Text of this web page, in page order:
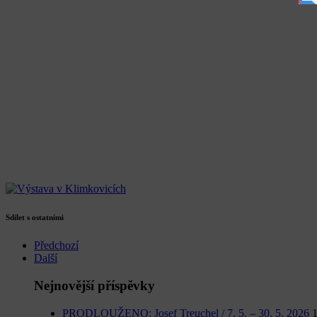
Sdílet s ostatními
Předchozí
Další
Nejnovější příspěvky
PRODLOUŽENO: Josef Treuchel / 7. 5. – 30. 5. 2026